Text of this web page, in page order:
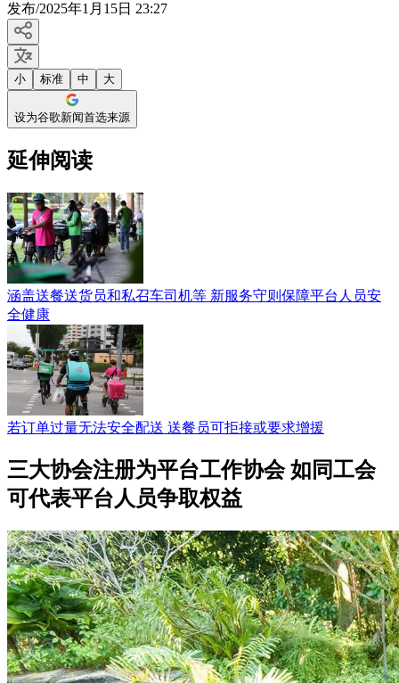
发布/2025年1月15日 23:27
小 标准 中 大
设为谷歌新闻首选来源
延伸阅读
涵盖送餐送货员和私召车司机等 新服务守则保障平台人员安
全健康
若订单过量无法安全配送 送餐员可拒接或要求增援
三大协会注册为平台工作协会 如同工会
可代表平台人员争取权益